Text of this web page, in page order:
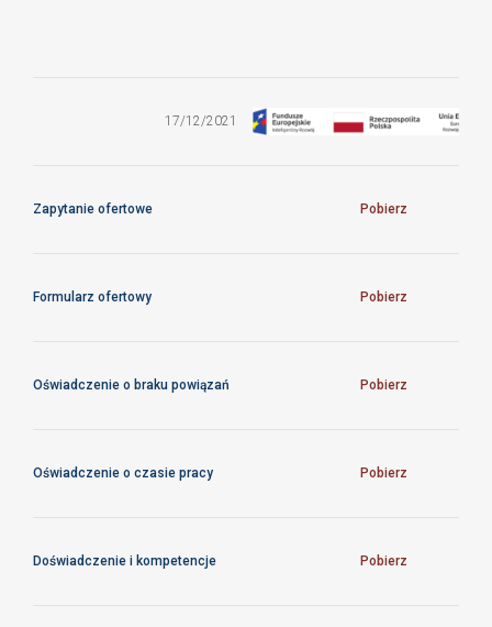
Oszmańca
17/12/2021
Zapytanie ofertowe Pobierz
Formularz ofertowy Pobierz
Oświadczenie o braku powiązań Pobierz
Oświadczenie o czasie pracy Pobierz
Doświadczenie i kompetencje Pobierz